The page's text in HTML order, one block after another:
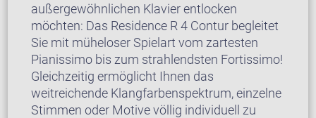
außergewöhnlichen Klavier entlocken
möchten: Das Residence R 4 Contur begleitet
Sie mit müheloser Spielart vom zartesten
Pianissimo bis zum strahlendsten Fortissimo!
Gleichzeitig ermöglicht Ihnen das
weitreichende Klangfarbenspektrum, einzelne
Stimmen oder Motive völlig individuell zu